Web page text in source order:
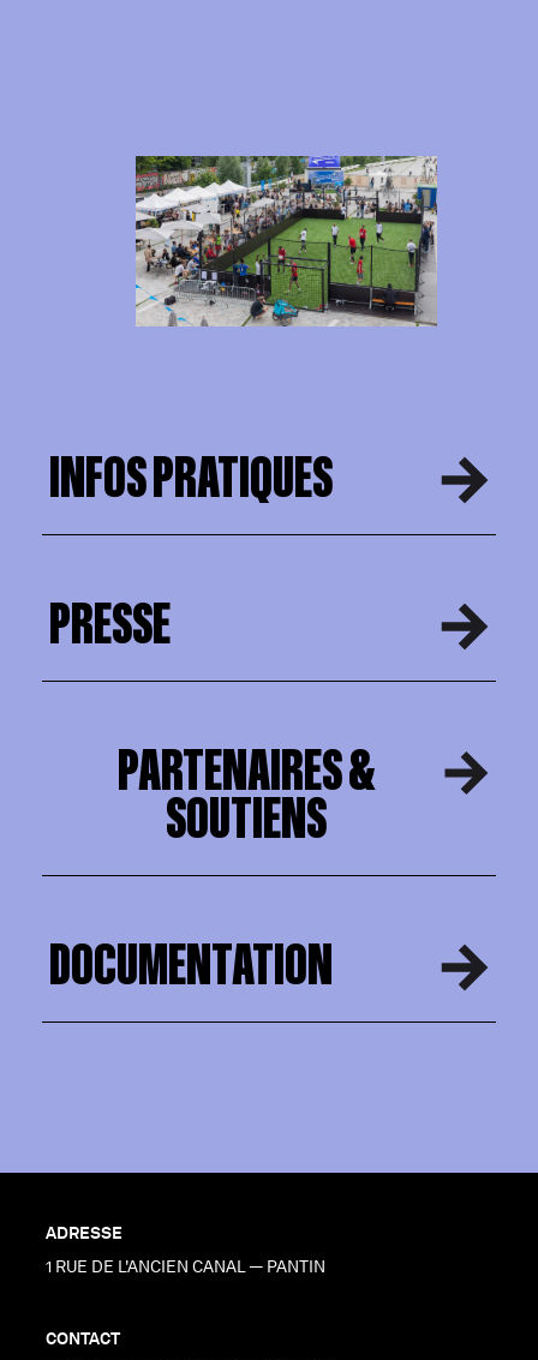
INFOS PRATIQUES
PRESSE
PARTENAIRES &
SOUTIENS
DOCUMENTATION
ADRESSE
1 RUE DE L'ANCIEN CANAL — PANTIN
CONTACT